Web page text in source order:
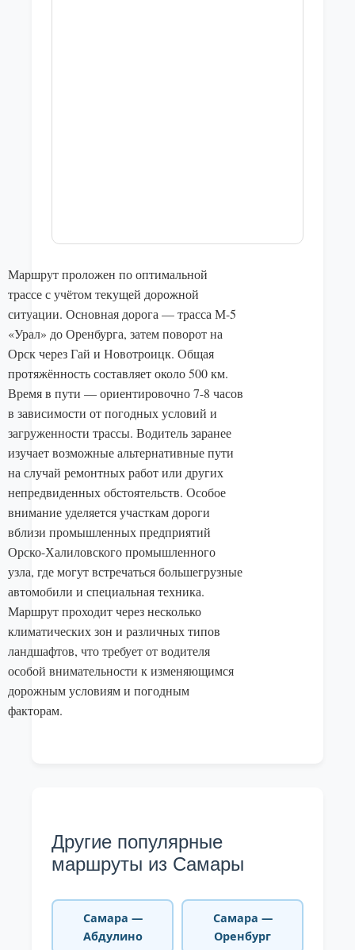
Маршрут проложен по оптимальной
трассе с учётом текущей дорожной
ситуации. Основная дорога — трасса М-5
«Урал» до Оренбурга, затем поворот на
Орск через Гай и Новотроицк. Общая
протяжённость составляет около 500 км.
Время в пути — ориентировочно 7-8 часов
в зависимости от погодных условий и
загруженности трассы. Водитель заранее
изучает возможные альтернативные пути
на случай ремонтных работ или других
непредвиденных обстоятельств. Особое
внимание уделяется участкам дороги
вблизи промышленных предприятий
Орско-Халиловского промышленного
узла, где могут встречаться большегрузные
автомобили и специальная техника.
Маршрут проходит через несколько
климатических зон и различных типов
ландшафтов, что требует от водителя
особой внимательности к изменяющимся
дорожным условиям и погодным
факторам.
Другие популярные
маршруты из Самары
Самара —
Абдулино
Самара —
Оренбург